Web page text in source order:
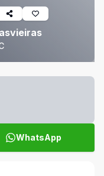
WhatsApp